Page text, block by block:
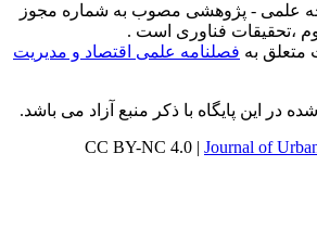
علمی - پژوهشی مصوب به شماره مجوز
بهفصلنامه علمی اقتصاد و مدیریت
در این پایگاه با ذکر منبع آزاد می باشد.
Journal of